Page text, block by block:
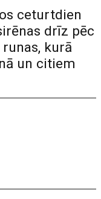
ceturtdien
drīz pēc
kurā
un citiem